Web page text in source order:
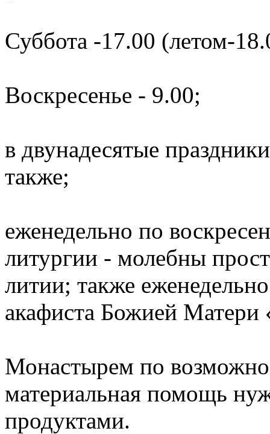
Суббота -17.00 (летом-
Воскресенье - 9.00;
в двунадесятые
также;
еженедельно по
литургии - молебны
литии; также
акафиста Божией
Монастырем по
материальная помощь
продуктами.